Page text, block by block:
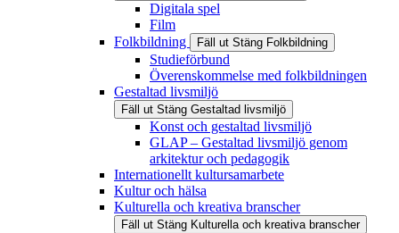
Digitala spel
Film
Folkbildning
Fäll ut Stäng Folkbildning
Studieförbund
Överenskommelse med folkbildningen
Gestaltad livsmiljö
Fäll ut Stäng Gestaltad livsmiljö
Konst och gestaltad livsmiljö
GLAP – Gestaltad livsmiljö genom
arkitektur och pedagogik
Internationellt kultursamarbete
Kultur och hälsa
Kulturella och kreativa branscher
Fäll ut Stäng Kulturella och kreativa branscher